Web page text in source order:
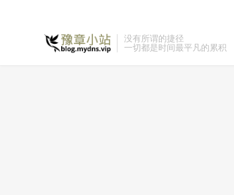
没有所谓的捷径
一切都是时间最平凡的累积